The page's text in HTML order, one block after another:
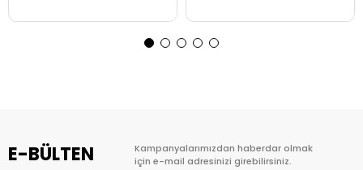
E-BÜLTEN
Kampanyalarımızdan haberdar olmak
için e-mail adresinizi girebilirsiniz.